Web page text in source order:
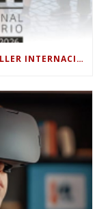
ASÍ SE VIVIÓ ITALIA EN EL XXXIII TALLER INTERNACIONAL INTERDISCIPLINAR